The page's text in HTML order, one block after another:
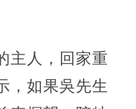
主人，回家重
，如果吳先生